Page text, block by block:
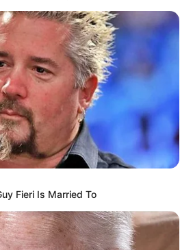
Fieri Is Married To